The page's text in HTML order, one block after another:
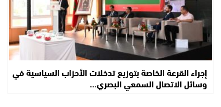
إجراء القرعة الخاصة بتوزيع تدخلات الأحزاب السياسية في
وسائل الاتصال السمعي البصري…